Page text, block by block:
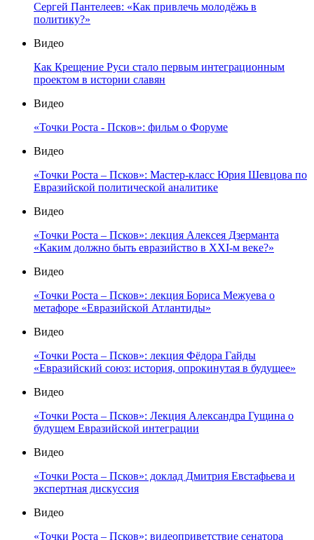
Сергей Пантелеев: «Как привлечь молодёжь в
политику?»
Видео
Как Крещение Руси стало первым интеграционным
проектом в истории славян
Видео
«Точки Роста - Псков»: фильм о Форуме
Видео
«Точки Роста – Псков»: Мастер-класс Юрия Шевцова по
Евразийской политической аналитике
Видео
«Точки Роста – Псков»: лекция Алексея Дзерманта
«Каким должно быть евразийство в XXI-м веке?»
Видео
«Точки Роста – Псков»: лекция Бориса Межуева о
метафоре «Евразийской Атлантиды»
Видео
«Точки Роста – Псков»: лекция Фёдора Гайды
«Евразийский союз: история, опрокинутая в будущее»
Видео
«Точки Роста – Псков»: Лекция Александра Гущина о
будущем Евразийской интеграции
Видео
«Точки Роста – Псков»: доклад Дмитрия Евстафьева и
экспертная дискуссия
Видео
«Точки Роста – Псков»: видеоприветствие сенатора